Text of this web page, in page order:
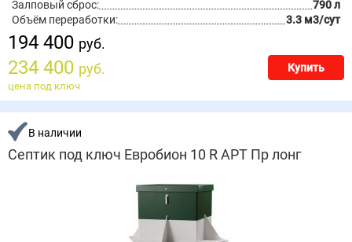
Залповый сброс:
790 л
Объём переработки:
3.3 м3/сут
194 400 руб.
234 400 руб. Купить
цена под ключ
В наличии
Септик под ключ Евробион 10 R АРТ Пр лонг